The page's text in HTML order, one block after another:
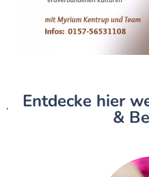
Entdecke hier
&